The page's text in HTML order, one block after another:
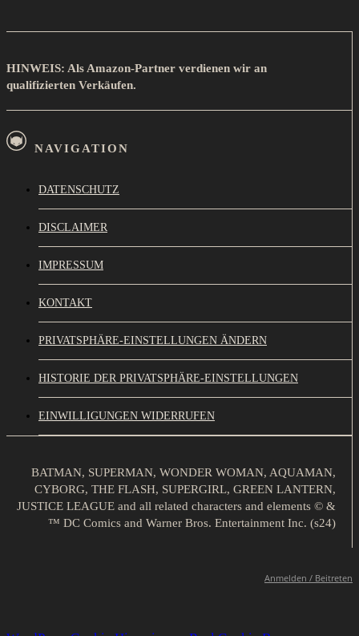
HINWEIS: Als Amazon-Partner verdienen wir an
qualifizierten Verkäufen.
NAVIGATION
DATENSCHUTZ
DISCLAIMER
IMPRESSUM
KONTAKT
PRIVATSPHÄRE-EINSTELLUNGEN ÄNDERN
HISTORIE DER PRIVATSPHÄRE-EINSTELLUNGEN
EINWILLIGUNGEN WIDERRUFEN
BATMAN, SUPERMAN, WONDER WOMAN, AQUAMAN,
CYBORG, THE FLASH, SUPERGIRL, GREEN LANTERN,
JUSTICE LEAGUE and all related characters and elements © &
™ DC Comics and Warner Bros. Entertainment Inc. (s24)
Anmelden / Beitreten